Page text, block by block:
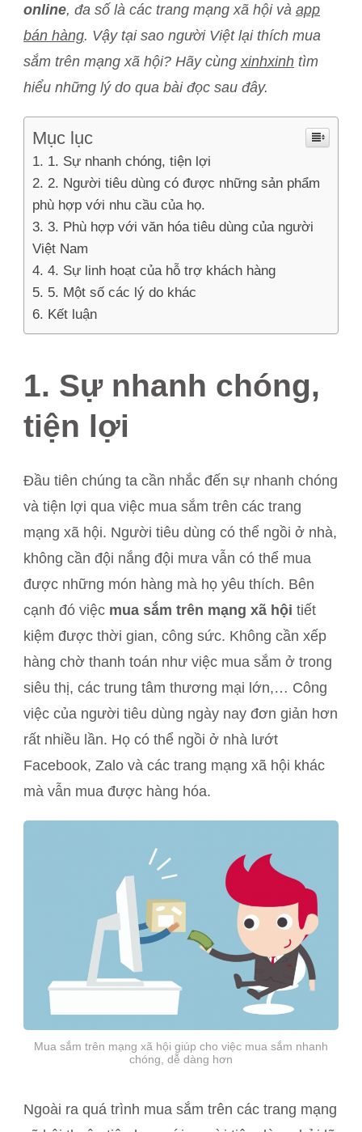
online, đa số là các trang mạng xã hội và app
bán hàng. Vậy tại sao người Việt lại thích mua
sắm trên mạng xã hội? Hãy cùngxinhxinh tìm
hiểu những lý do qua bài đọc sau đây.
Mục lục
1. Sự nhanh chóng, tiện lợi
2. Người tiêu dùng có được những sản phẩm
phù hợp với nhu cầu của họ.
3. Phù hợp với văn hóa tiêu dùng của người
Việt Nam
4. Sự linh hoạt của hỗ trợ khách hàng
5. Một số các lý do khác
Kết luận
1. Sự nhanh chóng,
tiện lợi
Đầu tiên chúng ta cần nhắc đến sự nhanh chóng
và tiện lợi qua việc mua sắm trên các trang
mạng xã hội. Người tiêu dùng có thể ngồi ở nhà,
không cần đội nắng đội mưa vẫn có thể mua
được những món hàng mà họ yêu thích. Bên
cạnh đó việc mua sắm trên mạng xã hội tiết
kiệm được thời gian, công sức. Không cần xếp
hàng chờ thanh toán như việc mua sắm ở trong
siêu thị, các trung tâm thương mại lớn,… Công
việc của người tiêu dùng ngày nay đơn giản hơn
rất nhiều lần. Họ có thể ngồi ở nhà lướt
Facebook, Zalo và các trang mạng xã hội khác
mà vẫn mua được hàng hóa.
Mua sắm trên mạng xã hội giúp cho việc mua sắm nhanh
chóng, dễ dàng hơn
Ngoài ra quá trình mua sắm trên các trang mạng